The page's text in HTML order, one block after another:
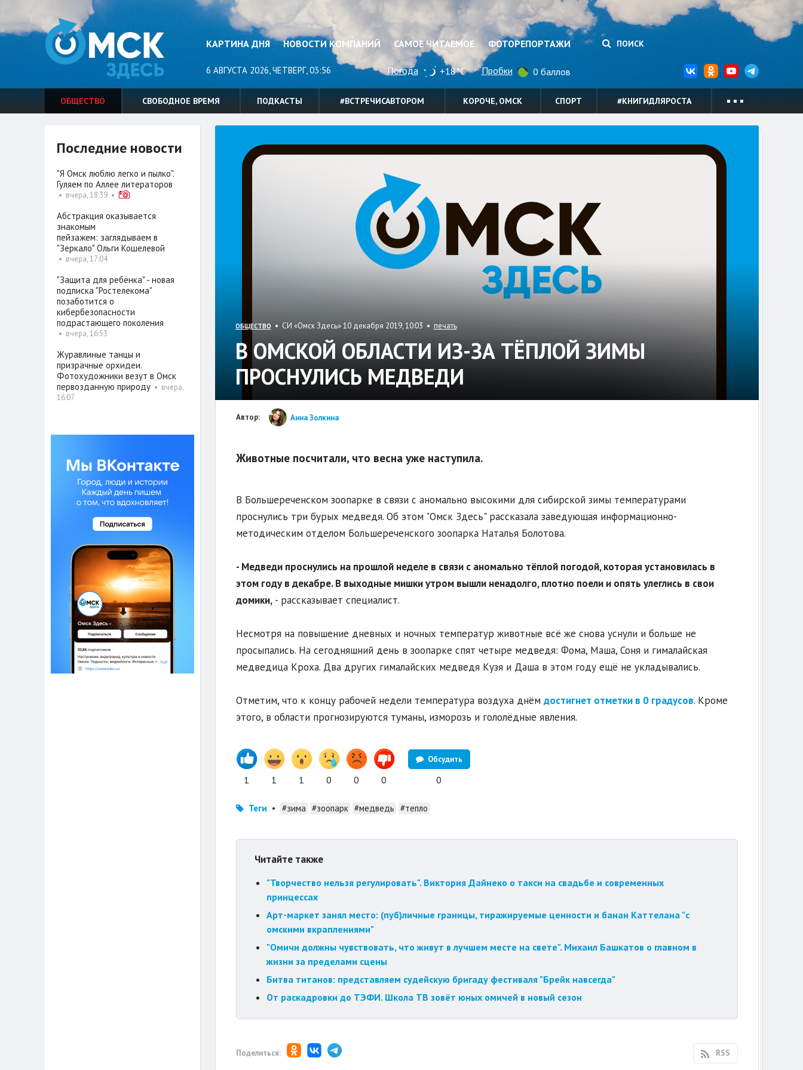
КАРТИНА ДНЯ НОВОСТИ КОМПАНИЙ САМОЕ ЧИТАЕМОЕ ФОТОРЕПОРТАЖИ ПОИСК
6 АВГУСТА 2026, ЧЕТВЕРГ, 03:56 Погода +18°C Пробки 0 баллов
ОБЩЕСТВО СВОБОДНОЕ ВРЕМЯ ПОДКАСТЫ #ВСТРЕЧИСАВТОРОМ КОРОЧЕ, ОМСК СПОРТ #КНИГИДЛЯРОСТА
ОБЩЕСТВО • СИ «Омск Здесь» 10 декабря 2019, 10:03 • печать
В ОМСКОЙ ОБЛАСТИ ИЗ-ЗА ТЁПЛОЙ ЗИМЫ
ПРОСНУЛИСЬ МЕДВЕДИ
Автор: Анна Золкина
Животные посчитали, что весна уже наступила.
В Большереченском зоопарке в связи с аномально высокими для сибирской зимы температурами
проснулись три бурых медведя. Об этом "Омск Здесь" рассказала заведующая информационно-
методическим отделом Большереченского зоопарка Наталья Болотова.
- Медведи проснулись на прошлой неделе в связи с аномально тёплой погодой, которая установилась в
этом году в декабре. В выходные мишки утром вышли ненадолго, плотно поели и опять улеглись в свои
домики,- рассказывает специалист.
Несмотря на повышение дневных и ночных температур животные всё же снова уснули и больше не
просыпались. На сегодняшний день в зоопарке спят четыре медведя: Фома, Маша, Соня и гималайская
медведица Кроха. Два других гималайских медведя Кузя и Даша в этом году ещё не укладывались.
Отметим, что к концу рабочей недели температура воздуха днём достигнет отметки в 0 градусов. Кроме
этого, в области прогнозируются туманы, изморозь и гололёдные явления.
1 1 1 0 0 0
Обсудить
0
Теги • #зима #зоопарк #медведь #тепло
Читайте также
"Творчество нельзя регулировать". Виктория Дайнеко о такси на свадьбе и современных
принцессах
Арт-маркет занял место: (пуб)личные границы, тиражируемые ценности и банан Каттелана "с
омскими вкраплениями"
"Омичи должны чувствовать, что живут в лучшем месте на свете". Михаил Башкатов о главном в
жизни за пределами сцены
Битва титанов: представляем судейскую бригаду фестиваля "Брейк навсегда"
От раскадровки до ТЭФИ. Школа ТВ зовёт юных омичей в новый сезон
Поделиться: RSS
Последние новости
"Я Омск люблю легко и пылко".
Гуляем по Аллее литераторов
• вчера, 18:39•
Абстракция оказывается
знакомым
пейзажем: заглядываем в
"Зеркало" Ольги Кошелевой
• вчера, 17:04
"Защита для ребёнка" - новая
подписка "Ростелекома"
позаботится о
кибербезопасности
подрастающего поколения
• вчера, 16:53
Журавлиные танцы и
призрачные орхидеи.
Фотохудожники везут в Омск
первозданную природу• вчера,
16:07